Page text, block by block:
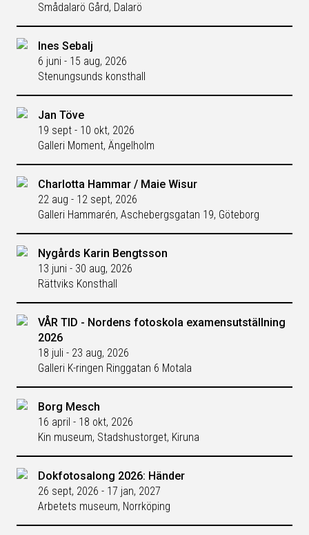
Smådalarö Gård, Dalarö
Ines Sebalj
6 juni - 15 aug, 2026
Stenungsunds konsthall
Jan Töve
19 sept - 10 okt, 2026
Galleri Moment, Ängelholm
Charlotta Hammar / Maie Wisur
22 aug - 12 sept, 2026
Galleri Hammarén, Aschebergsgatan 19, Göteborg
Nygårds Karin Bengtsson
13 juni - 30 aug, 2026
Rättviks Konsthall
VÅR TID - Nordens fotoskola examensutställning
2026
18 juli - 23 aug, 2026
Galleri K-ringen Ringgatan 6 Motala
Borg Mesch
16 april - 18 okt, 2026
Kin museum, Stadshustorget, Kiruna
Dokfotosalong 2026: Händer
26 sept, 2026 - 17 jan, 2027
Arbetets museum, Norrköping